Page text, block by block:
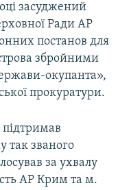
засуджений
Ради АР
постанов для
збройними
окупанта»,
прокуратури.
так званого
за ухвалу
АР Крим та м.